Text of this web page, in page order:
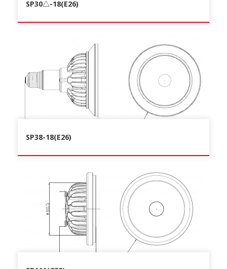
SP30△-18(E26)
SP38-18(E26)